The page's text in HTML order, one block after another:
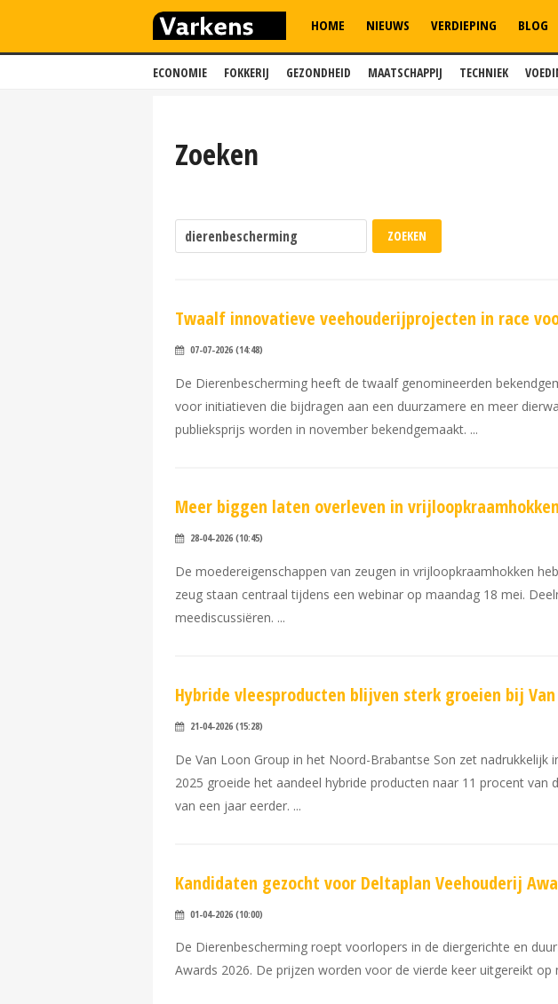
ECONOMIE FOKKERIJ GEZONDHEID MAATSCHAPPIJ TECHNIEK
HOME NIEUWS VERDIEPING BLOG
Zoeken
Twaalf innovatieve veehouderijprojecten in race
07-07-2026 (14:48)
De Dierenbescherming heeft de twaalf genomineerden
voor initiatieven die bijdragen aan een duurzamere en meer
publieksprijs worden in november bekendgemaakt.
Meer biggen laten overleven in vrijloopkraamhokken
28-04-2026 (10:45)
De moedereigenschappen van zeugen in vrijloopkraamhokken
zeug staan centraal tijdens een webinar op maandag 18 mei.
meediscussiëren.
Hybride vleesproducten blijven sterk groeien bij Van
21-04-2026 (15:28)
De Van Loon Group in het Noord-Brabantse Son zet
2025 groeide het aandeel hybride producten naar 11 procent
van een jaar eerder.
Kandidaten gezocht voor Deltaplan Veehouderij
01-04-2026 (10:00)
De Dierenbescherming roept voorlopers in de diergerichte en
Awards 2026. De prijzen worden voor de vierde keer uitgereikt